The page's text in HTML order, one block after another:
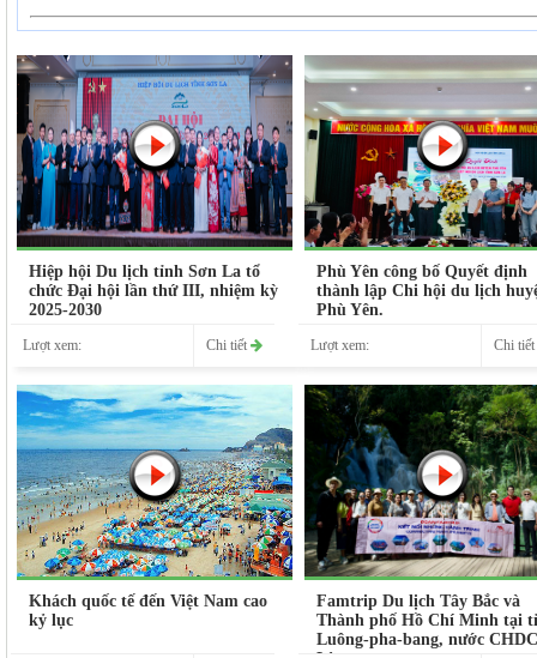
Hiệp hội Du lịch tỉnh Sơn La tổ
chức Đại hội lần thứ III, nhiệm kỳ
2025-2030
Lượt xem: Chi tiết
Phù Yên công bố Quyết định
thành lập Chi hội du lịch
Phù Yên.
Lượt xem: Chi tiết
Khách quốc tế đến Việt Nam cao
kỷ lục
Famtrip Du lịch Tây Bắc và
Thành phố Hồ Chí Minh tại
Luông-pha-bang, nước